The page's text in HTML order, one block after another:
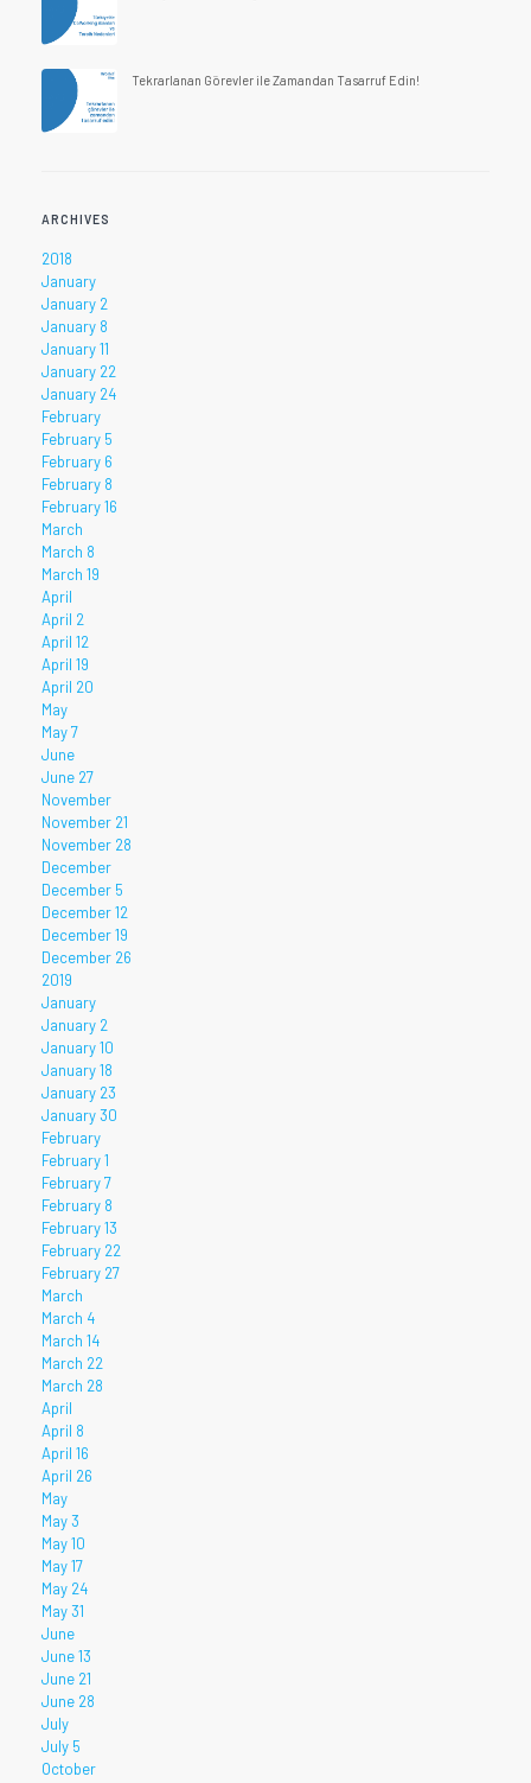
Tekrarlanan Görevler ile Zamandan Tasarruf Edin!
ARCHIVES
2018
January
January 2
January 8
January 11
January 22
January 24
February
February 5
February 6
February 8
February 16
March
March 8
March 19
April
April 2
April 12
April 19
April 20
May
May 7
June
June 27
November
November 21
November 28
December
December 5
December 12
December 19
December 26
2019
January
January 2
January 10
January 18
January 23
January 30
February
February 1
February 7
February 8
February 13
February 22
February 27
March
March 4
March 14
March 22
March 28
April
April 8
April 16
April 26
May
May 3
May 10
May 17
May 24
May 31
June
June 13
June 21
June 28
July
July 5
October